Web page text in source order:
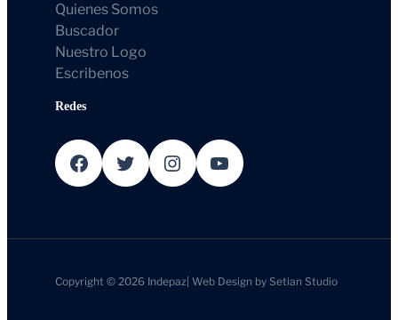
Quienes Somos
Buscador
Nuestro Logo
Escribenos
Redes
Facebook Twitter Instagram YouTube
Copyright © 2026 Indepaz |Web Design bySetian Studio